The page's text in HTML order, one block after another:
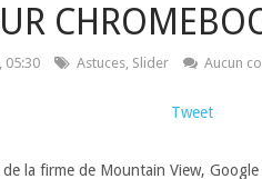
05:30 Astuces, Slider Aucun
Tweet
de la firme de Mountain View,